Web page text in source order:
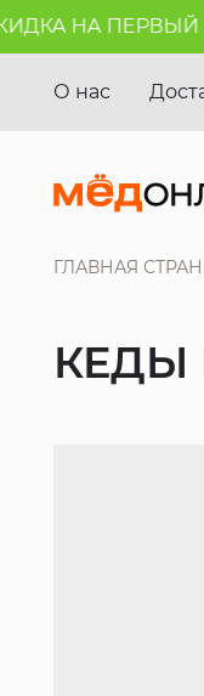
НА ПЕРВЫЙ
О нас
ГЛАВНАЯ
КЕДЫ